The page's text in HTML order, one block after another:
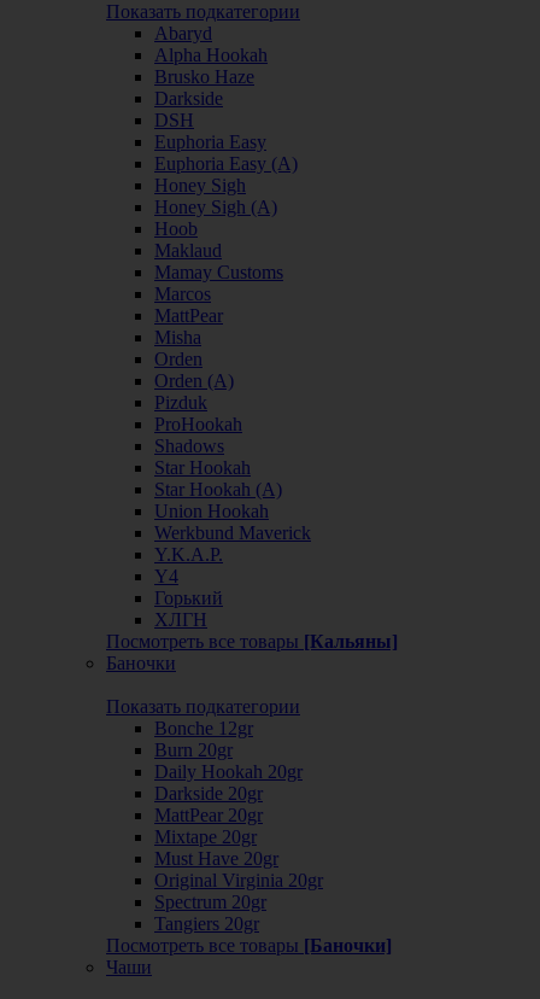
Показать подкатегории
Abaryd
Alpha Hookah
Brusko Haze
Darkside
DSH
Euphoria Easy
Euphoria Easy (А)
Honey Sigh
Honey Sigh (А)
Hoob
Maklaud
Mamay Customs
Marcos
MattPear
Misha
Orden
Orden (А)
Pizduk
ProHookah
Shadows
Star Hookah
Star Hookah (А)
Union Hookah
Werkbund Maverick
Y.K.A.P.
Y4
Горький
ХЛГН
Посмотреть все товары [Кальяны]
Баночки
Показать подкатегории
Bonche 12gr
Burn 20gr
Daily Hookah 20gr
Darkside 20gr
MattPear 20gr
Mixtape 20gr
Must Have 20gr
Original Virginia 20gr
Spectrum 20gr
Tangiers 20gr
Посмотреть все товары [Баночки]
Чаши